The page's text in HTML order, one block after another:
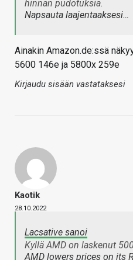
hinnan pudotuksia.
Napsauta laajentaaksesi…
Ainakin Amazon.de:ssä
5600 146e ja 5800x 259e
Kirjaudu sisään vastataksesi
Kaotik
28.10.2022
Lacsative sanoi
Kyllä AMD on laskenut
AMD lowers prices on its